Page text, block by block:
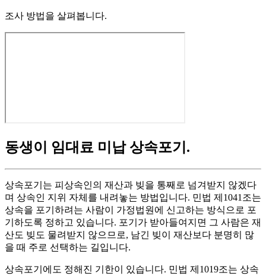
조사 방법을 살펴봅니다.
동생이 임대료 미납 상속포기 .
상속포기는 피상속인의 재산과 빚을 통째로 넘겨받지 않겠다
며 상속인 지위 자체를 내려놓는 방법입니다. 민법 제1041조는
상속을 포기하려는 사람이 가정법원에 신고하는 방식으로 포
기하도록 정하고 있습니다. 포기가 받아들여지면 그 사람은 재
산도 빚도 물려받지 않으므로, 남긴 빚이 재산보다 분명히 많
을 때 주로 선택하는 길입니다.
상속포기에도 정해진 기한이 있습니다. 민법 제1019조는 상속